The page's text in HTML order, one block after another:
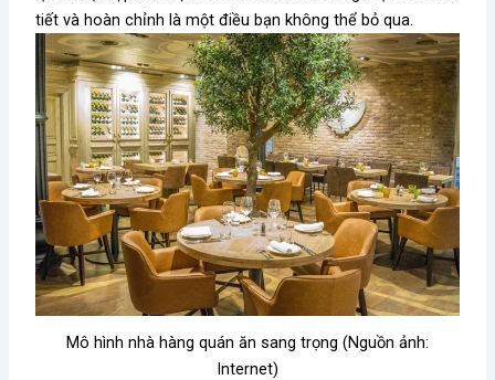
tiết và hoàn chỉnh là một điều bạn không thể bỏ qua.
Mô hình nhà hàng quán ăn sang trọng (Nguồn ảnh:
Internet)